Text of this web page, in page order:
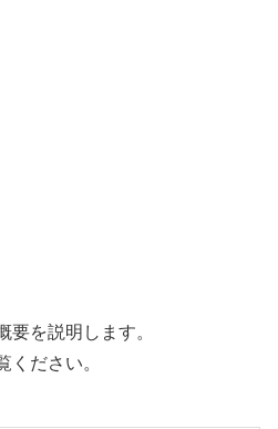
要を説明します。
ください。